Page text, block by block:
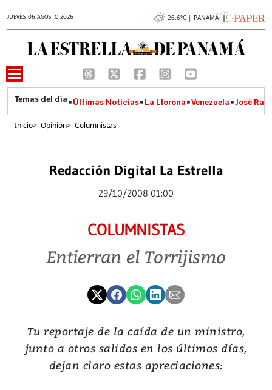
JUEVES 06 AGOSTO 2026 26.6°C | PANAMÁ
Últimas Noticias La Llorona Venezuela José
Inicio> Opinión> Columnistas
Redacción Digital La Estrella
29/10/2008 01:00
COLUMNISTAS
Entierran el Torrijismo
Tu reportaje de la caída de un ministro,
junto a otros salidos en los últimos días,
dejan claro estas apreciaciones: